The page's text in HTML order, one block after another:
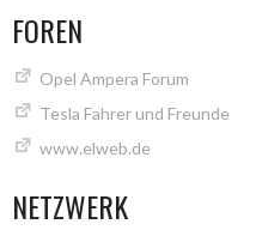
FOREN
Opel Ampera Forum
Tesla Fahrer und Freunde
www.elweb.de
NETZWERK